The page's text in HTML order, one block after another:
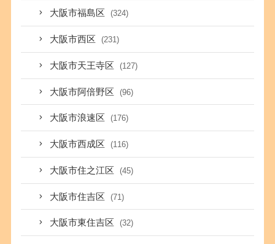
大阪市福島区 (324)
大阪市西区 (231)
大阪市天王寺区 (127)
大阪市阿倍野区 (96)
大阪市浪速区 (176)
大阪市西成区 (116)
大阪市住之江区 (45)
大阪市住吉区 (71)
大阪市東住吉区 (32)